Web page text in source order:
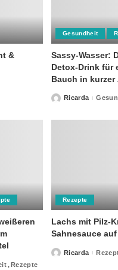
&
Gesundheit
Sassy-Wasser:
Detox-Drink für
Bauch in kurzer
PostedRicarda
Rezepte
Rezepte
Lachs mit Pilz-
Sahnesauce
PostedRicarda